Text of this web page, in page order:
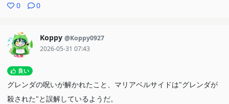
0 0
Koppy @Koppy0927
2026-05-31 07:43
良い
グレンダの呪いが解かれたこと、マリアベルサイドは"グレンダが
殺された"と誤解しているようだ。